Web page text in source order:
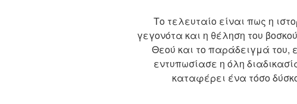
Το τελευταίο είναι πως η
γεγονότα και η θέληση του
Θεού και το παράδειγμά του,
εντυπωσίασε η όλη
καταφέρει ένα τόσο